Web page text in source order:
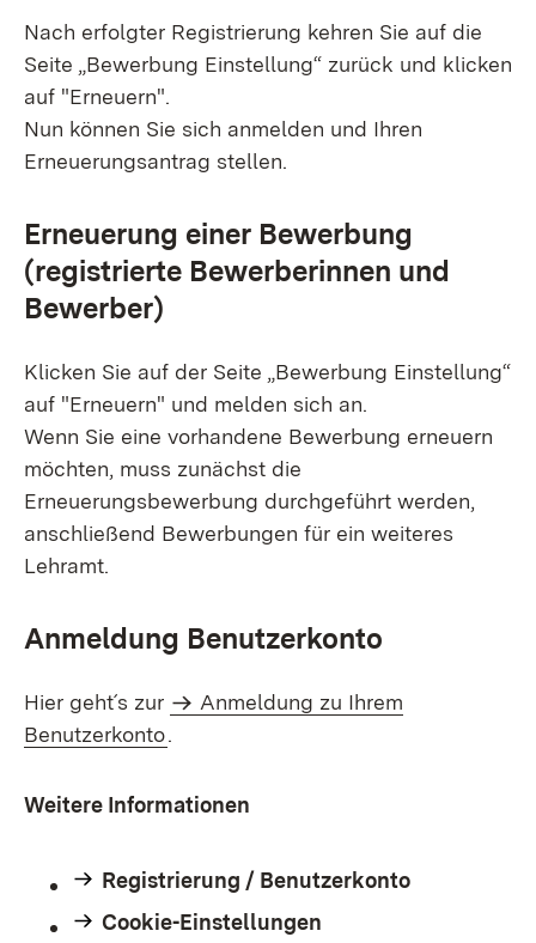
Nach erfolgter Registrierung kehren Sie auf die
Seite „Bewerbung Einstellung“ zurück und klicken
auf "Erneuern".
Nun können Sie sich anmelden und Ihren
Erneuerungsantrag stellen.
Erneuerung einer Bewerbung
(registrierte Bewerberinnen und
Bewerber)
Klicken Sie auf der Seite „Bewerbung Einstellung“
auf "Erneuern" und melden sich an.
Wenn Sie eine vorhandene Bewerbung erneuern
möchten, muss zunächst die
Erneuerungsbewerbung durchgeführt werden,
anschließend Bewerbungen für ein weiteres
Lehramt.
Anmeldung Benutzerkonto
Hier geht´s zur
Anmeldung zu Ihrem
Benutzerkonto.
Weitere Informationen
Registrierung / Benutzerkonto
Cookie-Einstellungen